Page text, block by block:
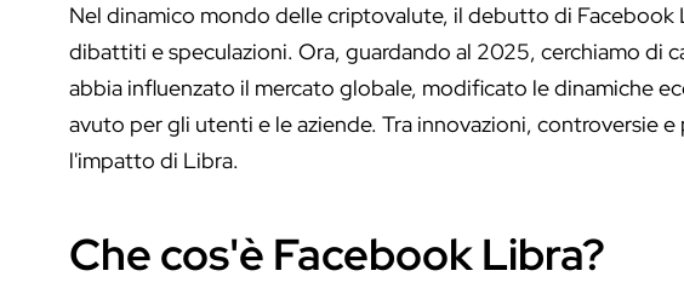
Nel dinamico mondo delle criptovalute, il debutto di Facebook
dibattiti e speculazioni. Ora, guardando al 2025, cerchiamo di
abbia influenzato il mercato globale, modificato le dinamiche
avuto per gli utenti e le aziende. Tra innovazioni, controversie
l'impatto di Libra.
Che cos'è Facebook Libra?